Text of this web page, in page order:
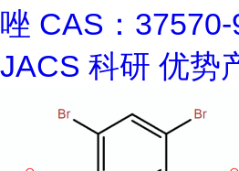
唑 CAS：
JACS 科研 优势